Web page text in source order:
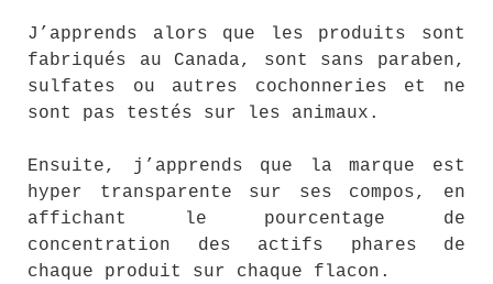
J’apprends alors que les produits sont
fabriqués au Canada, sont sans paraben,
sulfates ou autres cochonneries et ne
sont pas testés sur les animaux.
Ensuite, j’apprends que la marque est
hyper transparente sur ses compos, en
affichant le pourcentage de
concentration des actifs phares de
chaque produit sur chaque flacon.